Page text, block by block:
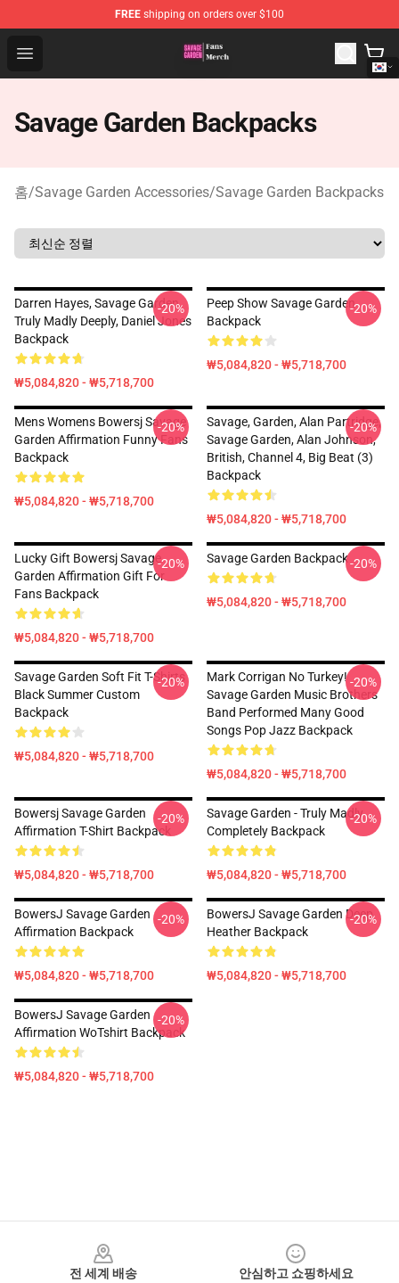
FREE shipping on orders over $100
Open menu
Savage Garden Store - Official Savage Garden
Savage Garden Backpacks
홈/Savage Garden Accessories/Savage Garden Backpacks
Darren Hayes, Savage Garden,
Truly Madly Deeply, Daniel Jones
Backpack
₩5,084,820 - ₩5,718,700
-20%
Peep Show Savage Garden
Backpack
₩5,084,820 - ₩5,718,700
-20%
Mens Womens Bowersj Savage
Garden Affirmation Funny Fans
Backpack
₩5,084,820 - ₩5,718,700
-20%
Savage, Garden, Alan Partridge,
Savage Garden, Alan Johnson,
British, Channel 4, Big Beat (3)
Backpack
₩5,084,820 - ₩5,718,700
-20%
Lucky Gift Bowersj Savage
Garden Affirmation Gift For
Fans Backpack
₩5,084,820 - ₩5,718,700
-20% Savage Garden Backpack
₩5,084,820 - ₩5,718,700
-20%
Savage Garden Soft Fit T-Shirts
Black Summer Custom
Backpack
₩5,084,820 - ₩5,718,700
-20%
Mark Corrigan No Turkey!
Savage Garden Music Brothers
Band Performed Many Good
Songs Pop Jazz Backpack
₩5,084,820 - ₩5,718,700
-20%
Bowersj Savage Garden
Affirmation T-Shirt Backpack
₩5,084,820 - ₩5,718,700
-20%
Savage Garden - Truly Madly
Completely Backpack
₩5,084,820 - ₩5,718,700
-20%
BowersJ Savage Garden
Affirmation Backpack
₩5,084,820 - ₩5,718,700
-20%
BowersJ Savage Garden Deep
Heather Backpack
₩5,084,820 - ₩5,718,700
-20%
BowersJ Savage Garden
Affirmation WoTshirt Backpack
₩5,084,820 - ₩5,718,700
-20%
전 세계 배송
안심하고 쇼핑하세요